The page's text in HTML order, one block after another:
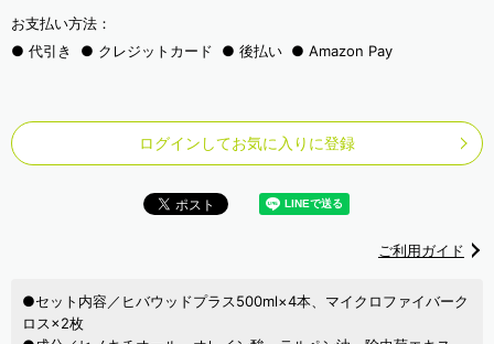
お支払い方法：
代引き
クレジットカード 後払い Amazon Pay
ログインしてお気に入りに登録
ご利用ガイド
●セット内容／ヒバウッドプラス500ml×4本、マイクロファイバーク
ロス×2枚